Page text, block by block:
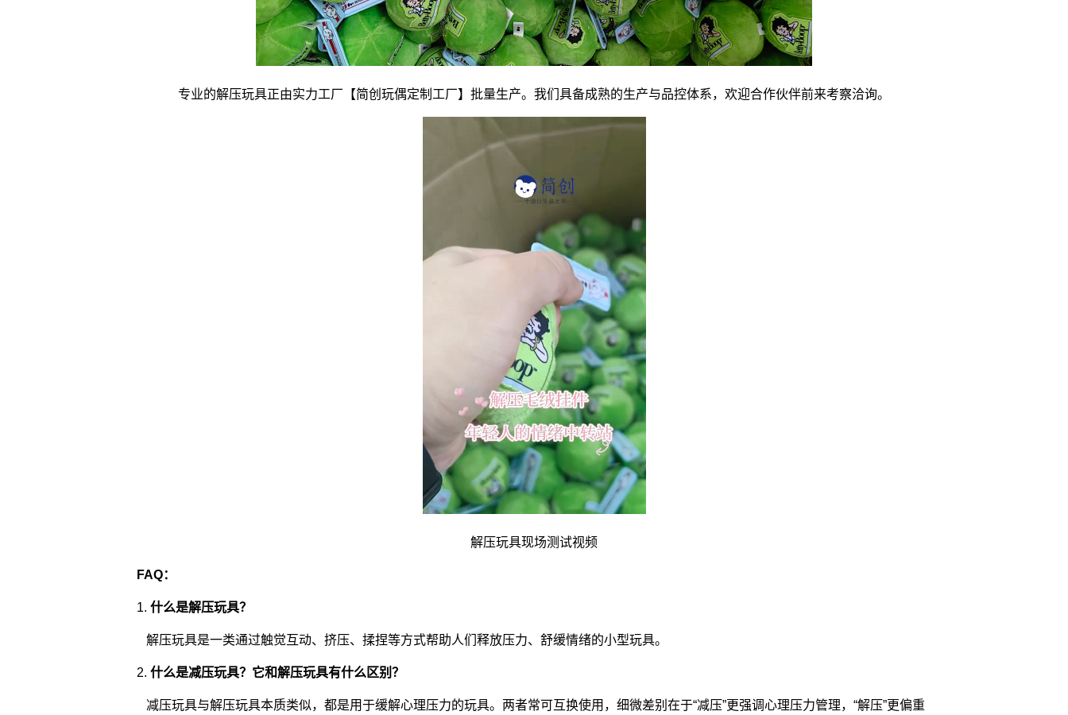
专业的解压玩具正由实力工厂【简创玩偶定制工厂】批量生产。我们具备成熟的生产与品控体系，欢迎合作伙伴前来考察洽询。
解压玩具现场测试视频
FAQ：
1. 什么是解压玩具？
解压玩具是一类通过触觉互动、挤压、揉捏等方式帮助人们释放压力、舒缓情绪的小型玩具。
2. 什么是减压玩具？它和解压玩具有什么区别？
减压玩具与解压玩具本质类似，都是用于缓解心理压力的玩具。两者常可互换使用，细微差别在于“减压”更强调心理压力管理，“解压”更偏重